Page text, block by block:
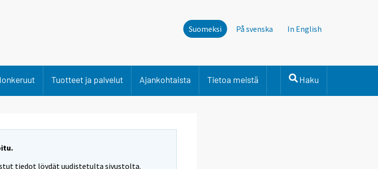
Suomeksi På svenska In English
Tuotteet ja palvelut Ajankohtaista Tietoa meistä Haku
tiedot löydät uudistetulta sivustolta.